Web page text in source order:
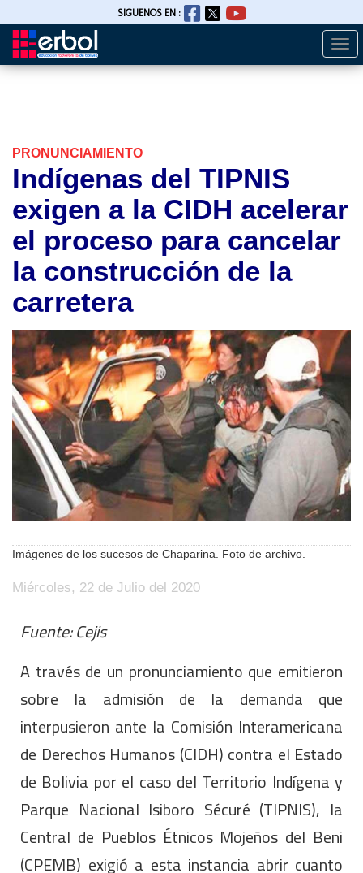
Pasar
SIGUENOS EN :
PRONUNCIAMIENTO
Indígenas del TIPNIS
exigen a la CIDH acelerar
el proceso para cancelar
la construcción de la
carretera
Imágenes de los sucesos de Chaparina. Foto de archivo.
Miércoles, 22 de Julio del 2020
Fuente: Cejis
A través de un pronunciamiento que emitieron
sobre la admisión de la demanda que
interpusieron ante la Comisión Interamericana
de Derechos Humanos (CIDH) contra el Estado
de Bolivia por el caso del Territorio Indígena y
Parque Nacional Isiboro Sécuré (TIPNIS), la
Central de Pueblos Étnicos Mojeños del Beni
(CPEMB) exigió a esta instancia abrir cuanto